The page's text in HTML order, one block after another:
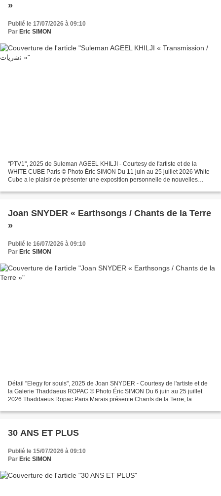
»
Publié le 17/07/2026 à 09:10
Par Eric SIMON
"PTV1", 2025 de Suleman AGEEL KHILJI - Courtesy de l'artiste et de la
WHITE CUBE Paris © Photo Éric SIMON Du 11 juin au 25 juillet 2026 White
Cube a le plaisir de présenter une exposition personnelle de nouvelles
Joan SNYDER « Earthsongs / Chants de la Terre
»
Publié le 16/07/2026 à 09:10
Par Eric SIMON
Détail "Elegy for souls", 2025 de Joan SNYDER - Courtesy de l'artiste et de
la Galerie Thaddaeus ROPAC © Photo Éric SIMON Du 6 juin au 25 juillet
2026 Thaddaeus Ropac Paris Marais présente Chants de la Terre, la
30 ANS ET PLUS
Publié le 15/07/2026 à 09:10
Par Eric SIMON